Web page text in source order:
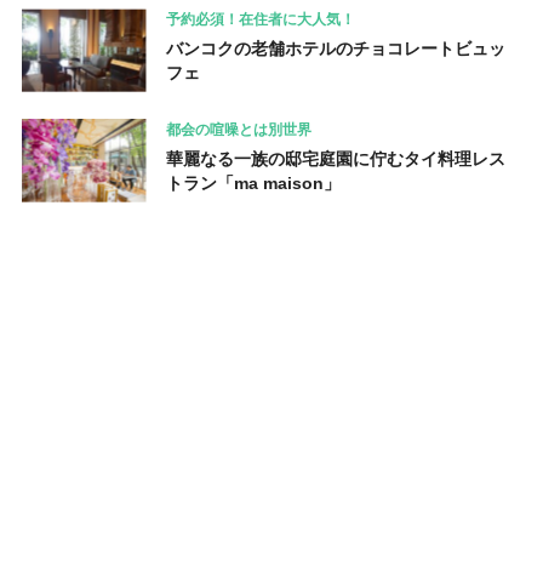
予約必須！在住者に大人気！
バンコクの老舗ホテルのチョコレートビュッ
フェ
都会の喧噪とは別世界
華麗なる一族の邸宅庭園に佇むタイ料理レス
トラン「ma maison」